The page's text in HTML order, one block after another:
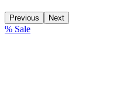
Previous Next
% Sale